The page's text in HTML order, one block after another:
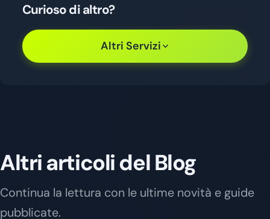
Curioso di altro?
Altri Servizi
Altri articoli del Blog
Continua la lettura con le ultime novità e guide
pubblicate.